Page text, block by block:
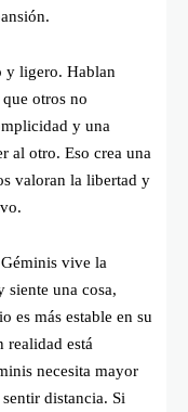
y ligero. Hablan
otros no
y una
al otro. Eso crea una
valoran la libertad y
vive la
siente una cosa,
es más estable en su
realidad está
necesita mayor
distancia. Si